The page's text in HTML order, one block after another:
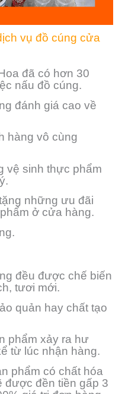
vụ đồ cúng cửa
đã có hơn 30
nấu đồ cúng.
đánh giá cao về
hàng vô cùng
vệ sinh thực phẩm
những ưu đãi
ở cửa hàng.
đều được chế biến
tươi mới.
quản hay chất tạo
phẩm xảy ra hư
từ lúc nhận hàng.
phẩm có chất hóa
được đền tiền gấp 3